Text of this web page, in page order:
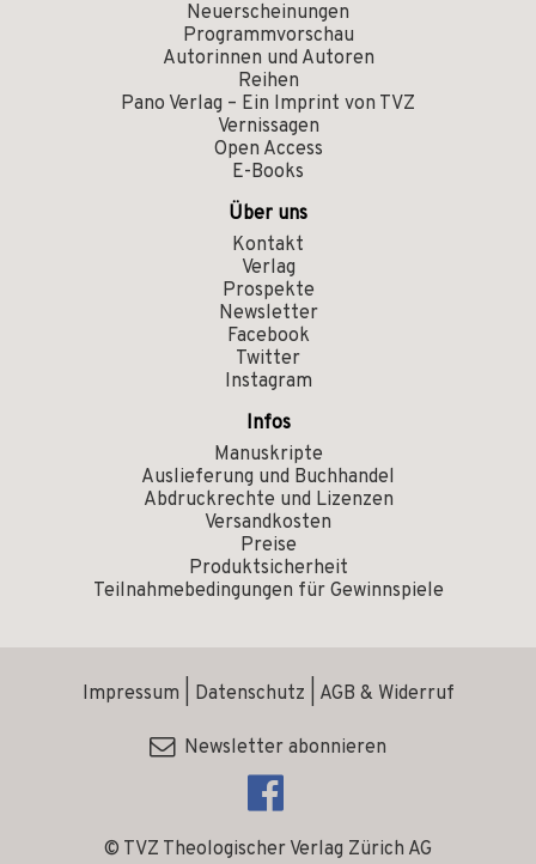
Neuerscheinungen
Programmvorschau
Autorinnen und Autoren
Reihen
Pano Verlag – Ein Imprint von TVZ
Vernissagen
Open Access
E-Books
Über uns
Kontakt
Verlag
Prospekte
Newsletter
Facebook
Twitter
Instagram
Infos
Manuskripte
Auslieferung und Buchhandel
Abdruckrechte und Lizenzen
Versandkosten
Preise
Produktsicherheit
Teilnahmebedingungen für Gewinnspiele
© TVZ Theologischer Verlag Zürich AG
Impressum Datenschutz AGB & Widerruf
Newsletter abonnieren